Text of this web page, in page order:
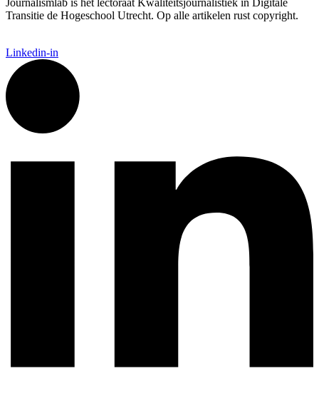
Transitie de Hogeschool Utrecht. Op alle artikelen rust copyright.
Linkedin-in